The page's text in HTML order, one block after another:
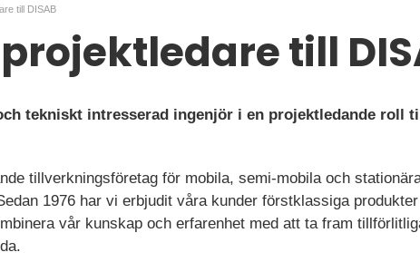
till DISAB
till
tekniskt intresserad ingenjör i en projektledande roll
tillverkningsföretag för mobila, semi-mobila och
1976 har vi erbjudit våra kunder förstklassiga
vår kunskap och erfarenhet med att ta fram